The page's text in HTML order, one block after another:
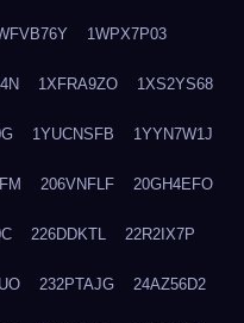
1WPX7P03
1XFRA9ZO 1XS2YS68
1YUCNSFB 1YYN7W1J
206VNFLF 20GH4EFO
226DDKTL 22R2IX7P
232PTAJG 24AZ56D2